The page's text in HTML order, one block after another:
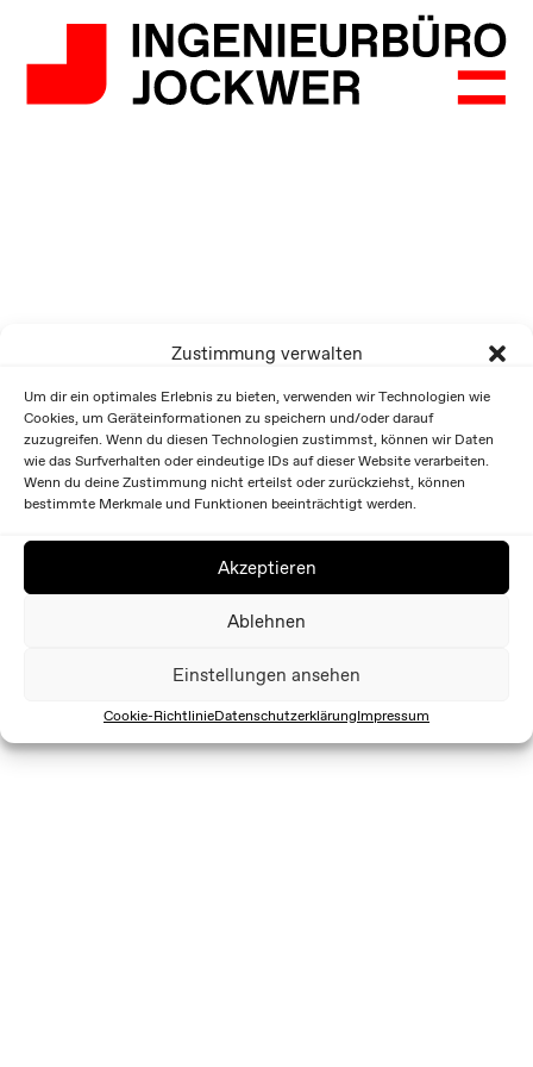
Zustimmung verwalten
Um dir ein optimales Erlebnis zu bieten, verwenden wir Technologien wie
Cookies, um Geräteinformationen zu speichern und/oder darauf
zuzugreifen. Wenn du diesen Technologien zustimmst, können wir Daten
wie das Surfverhalten oder eindeutige IDs auf dieser Website verarbeiten.
Wenn du deine Zustimmung nicht erteilst oder zurückziehst, können
bestimmte Merkmale und Funktionen beeinträchtigt werden.
Akzeptieren
Ablehnen
Einstellungen ansehen
Cookie-RichtlinieDatenschutzerklärungImpressum